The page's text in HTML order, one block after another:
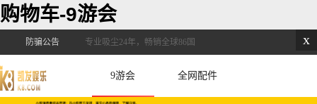
购物车-9游会
x
防骗公告 专业吸尘24年，畅销全球86国
9游会 全网配件